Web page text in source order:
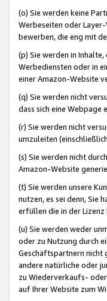
(o) Sie werden keine
Werbeseiten oder
bewerben, die eng mit
(p) Sie werden in
Werbediensten oder in
einer Amazon-Website
(q) Sie werden nicht
dass sich eine Webpage
(r) Sie werden nicht
umzuleiten
(s) Sie werden nicht
Amazon-Website
(t) Sie werden unsere
nutzen, es sei denn, Sie
erfüllen die in der Lizenz
(u) Sie werden weder
oder zu Nutzung durch
Geschäftspartnern nicht
andere natürliche oder
zu Wiederverkaufs-
auf Ihrer Website zum